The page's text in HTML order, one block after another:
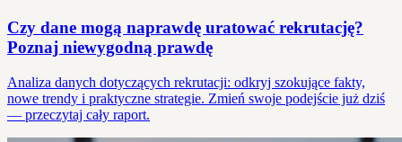
Czy dane mogą naprawdę uratować rekrutację?
Poznaj niewygodną prawdę
Analiza danych dotyczących rekrutacji: odkryj szokujące fakty,
nowe trendy i praktyczne strategie. Zmień swoje podejście już dziś
— przeczytaj cały raport.